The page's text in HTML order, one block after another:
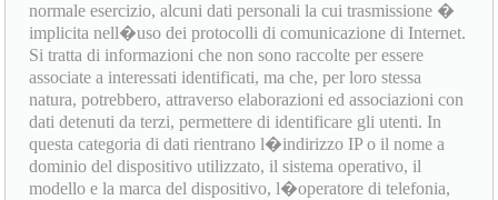
normale esercizio, alcuni dati personali la cui trasmissione �
implicita nell�uso dei protocolli di comunicazione di Internet.
Si tratta di informazioni che non sono raccolte per essere
associate a interessati identificati, ma che, per loro stessa
natura, potrebbero, attraverso elaborazioni ed associazioni con
dati detenuti da terzi, permettere di identificare gli utenti. In
questa categoria di dati rientrano l�indirizzo IP o il nome a
dominio del dispositivo utilizzato, il sistema operativo, il
modello e la marca del dispositivo, l�operatore di telefonia,